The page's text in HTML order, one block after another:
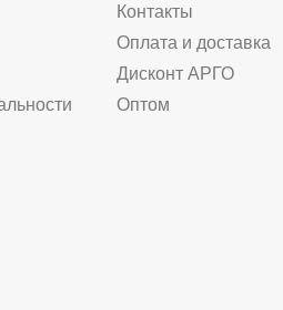
Контакты
Оплата и доставка
Дисконт АРГО
Оптом